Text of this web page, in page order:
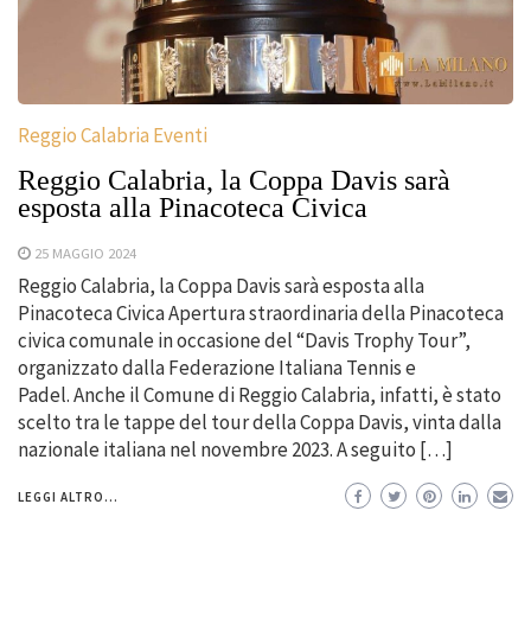
Reggio Calabria Eventi
Reggio Calabria, la Coppa Davis sarà
esposta alla Pinacoteca Civica
25 MAGGIO 2024
Reggio Calabria, la Coppa Davis sarà esposta alla
Pinacoteca Civica Apertura straordinaria della Pinacoteca
civica comunale in occasione del “Davis Trophy Tour”,
organizzato dalla Federazione Italiana Tennis e
Padel. Anche il Comune di Reggio Calabria, infatti, è stato
scelto tra le tappe del tour della Coppa Davis, vinta dalla
nazionale italiana nel novembre 2023. A seguito […]
LEGGI ALTRO...